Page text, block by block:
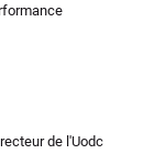
de l'Uodc